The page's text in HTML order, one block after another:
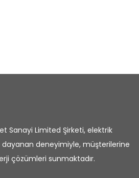
Sanayi Limited Şirketi, elektrik
dayanan deneyimiyle, müşterilerine
çözümleri sunmaktadır.